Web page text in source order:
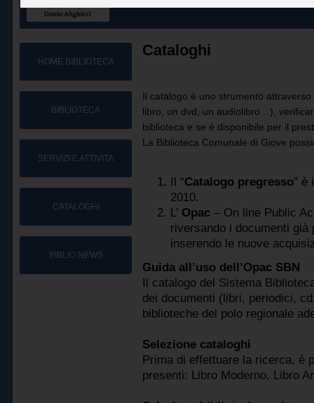
HOME BIBLIOTECA
BIBLIOTECA
SERVIZI E ATTIVITA
CATALOGHI
BIBLIO NEWS
Cataloghi
Il catalogo è uno strumento
libro, un dvd, un audiolibro…),
biblioteca e se è disponibile per il
La Biblioteca Comunale di Giove
Il “Catalogo pregresso” è
2010.
L’ Opac – On line Public
riversando i documenti
inserendo le nuove
Guida all’uso dell’Opac SBN
Il catalogo del Sistema
dei documenti (libri, periodici,
biblioteche del polo regionale
Selezione cataloghi
Prima di effettuare la ricerca, è
presenti: Libro Moderno, Libro